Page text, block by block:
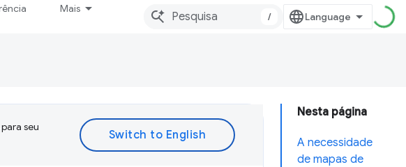
Mais
/
Nesta página
A necessidade
de mapas de
seu